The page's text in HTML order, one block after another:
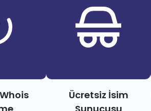
Ücretsiz İsim
Sunucusu